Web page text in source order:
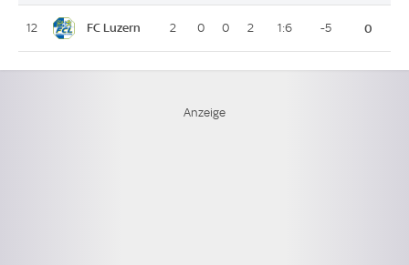
12 FC Luzern 2 0 0 2 1:6 -5 0